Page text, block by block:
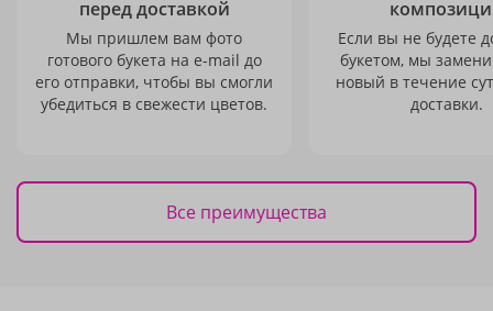
перед доставкой
Мы пришлем вам фото
готового букета на e-mail до
его отправки, чтобы вы смогли
убедиться в свежести цветов.
Если вы не будете
букетом, мы
новый в течение
доставки.
Все преимущества